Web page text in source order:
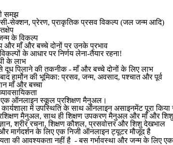
समझ
सी-सेक्शन, प्रेरण, प्राकृतिक प्रसव विकल्प (जल जन्म आदि)
के विकल्प
और माँ और बच्चे दोनों पर उनके प्रभाव
के आधार पर निर्णय लेना-तैयार रहना!
के लाभ
पिलाने की तकनीक - माँ और बच्चे दोनों के लिए लाभ
हार्मोन की भूमिका: प्रसव, जन्म, अवसाद, पश्चात और पूर्व
माँ और बच्चा
एक ऑनलाइन स्कूल प्रशिक्षण मैनुअल।
में उपस्थिति के साथ ऑनलाइन असाइनमेंट पूरा किया
मैनुअल, साथ ही शिक्षण उपकरण मैनुअल और माँ और शिशु
शरीर रचना, शिक्षण कौशल, प्रसवोत्तर और शिशु देखभाल
मार्गदर्शन के लिए एक निजी ऑनलाइन ट्यूटर मौजूद है
की आवश्यकता नहीं है - बस गर्भावस्था और जन्म के लिए